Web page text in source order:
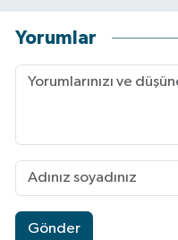
Yorumlar
Gönder